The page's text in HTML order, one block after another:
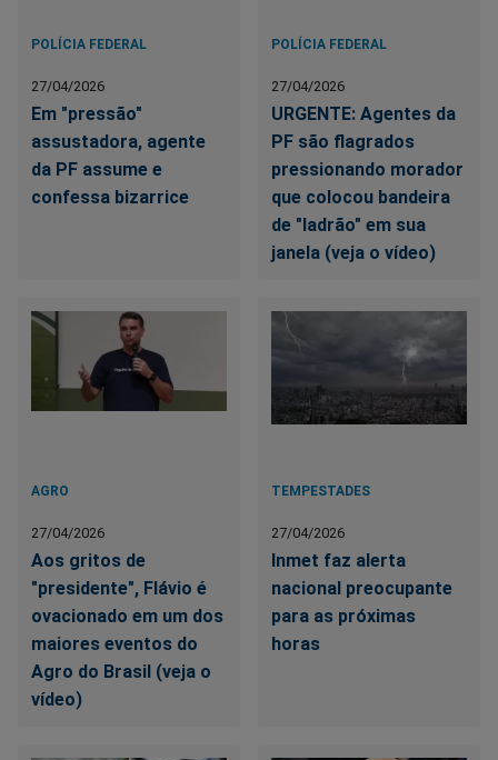
POLÍCIA FEDERAL
27/04/2026
Em "pressão"
assustadora, agente
da PF assume e
confessa bizarrice
POLÍCIA FEDERAL
27/04/2026
URGENTE: Agentes da
PF são flagrados
pressionando morador
que colocou bandeira
de "ladrão" em sua
janela (veja o vídeo)
AGRO
27/04/2026
Aos gritos de
"presidente", Flávio é
ovacionado em um dos
maiores eventos do
Agro do Brasil (veja o
vídeo)
TEMPESTADES
27/04/2026
Inmet faz alerta
nacional preocupante
para as próximas
horas